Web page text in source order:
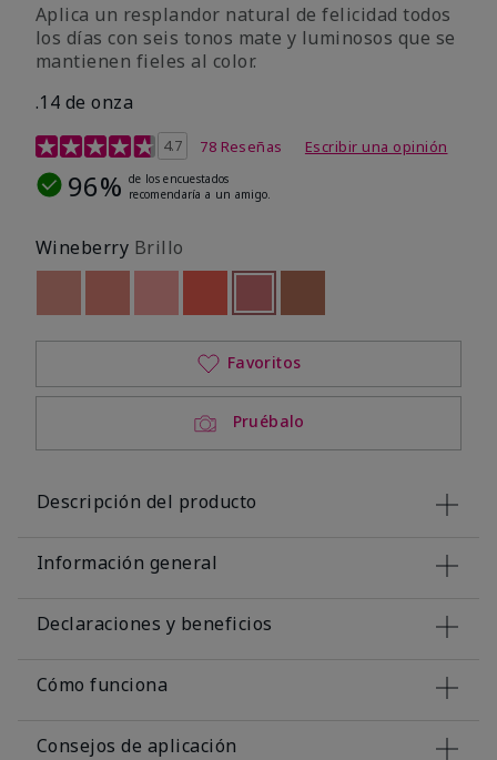
Aplica un resplandor natural de felicidad todos
los días con seis tonos mate y luminosos que se
mantienen fieles al color.
.14 de onza
Calificación de clientes de 4,3 de 5
4.7 78 Reseñas Escribir una opinión
96% de los encuestados
recomendaría a un amigo.
Wineberry Brillo
Out of stockOut of stockseleccionado
Out of stock
Pruébalo
Favoritos
Descripción del producto
Información general
Declaraciones y beneficios
Cómo funciona
Consejos de aplicación